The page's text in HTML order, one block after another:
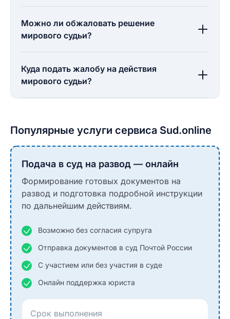
Можно ли обжаловать решение
мирового судьи?
Куда подать жалобу на действия
мирового судьи?
Популярные услуги сервиса Sud.online
Подача в суд на развод — онлайн
Формирование готовых документов на
развод и подготовка подробной инструкции
по дальнейшим действиям.
Возможно без согласия супруга
Отправка документов в суд Почтой России
С участием или без участия в суде
Онлайн поддержка юриста
Срок выполнения